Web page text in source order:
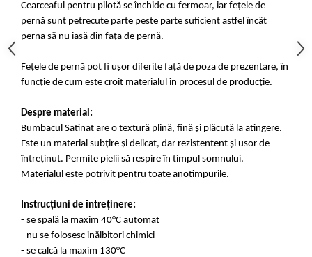
Cearceaful pentru pilotă se închide cu fermoar, iar fețele de
pernă sunt petrecute parte peste parte suficient astfel încât
perna să nu iasă din fața de pernă.
Fețele de pernă pot fi ușor diferite față de poza de prezentare, în
funcție de cum este croit materialul în procesul de producție.
Despre material:
Bumbacul Satinat are o textură plină, fină și plăcută la atingere.
Este un material subțire și delicat, dar rezistentent și usor de
întreținut. Permite pielii să respire în timpul somnului.
Materialul este potrivit pentru toate anotimpurile.
Instrucțiuni de întreținere:
- se spală la maxim 40°C automat
- nu se folosesc inălbitori chimici
- se calcă la maxim 130°C